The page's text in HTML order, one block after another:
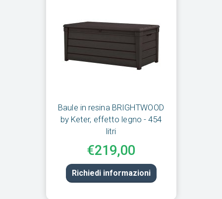
Baule in resina BRIGHTWOOD
by Keter, effetto legno - 454
litri
€219,00
Richiedi informazioni